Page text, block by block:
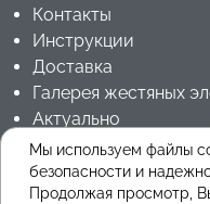
Контакты
Инструкции
Доставка
Галерея жестяных
Актуально
Jouanel Industrie RU
Мы используем файлы
безопасности и
Продолжая просмотр,